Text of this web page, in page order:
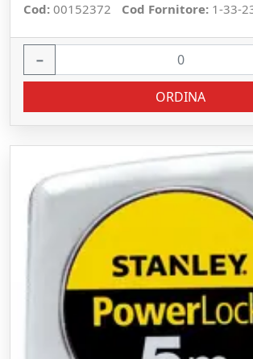
Cod: 00152372 Cod Fornitore: 1-33-
−
ORDINA